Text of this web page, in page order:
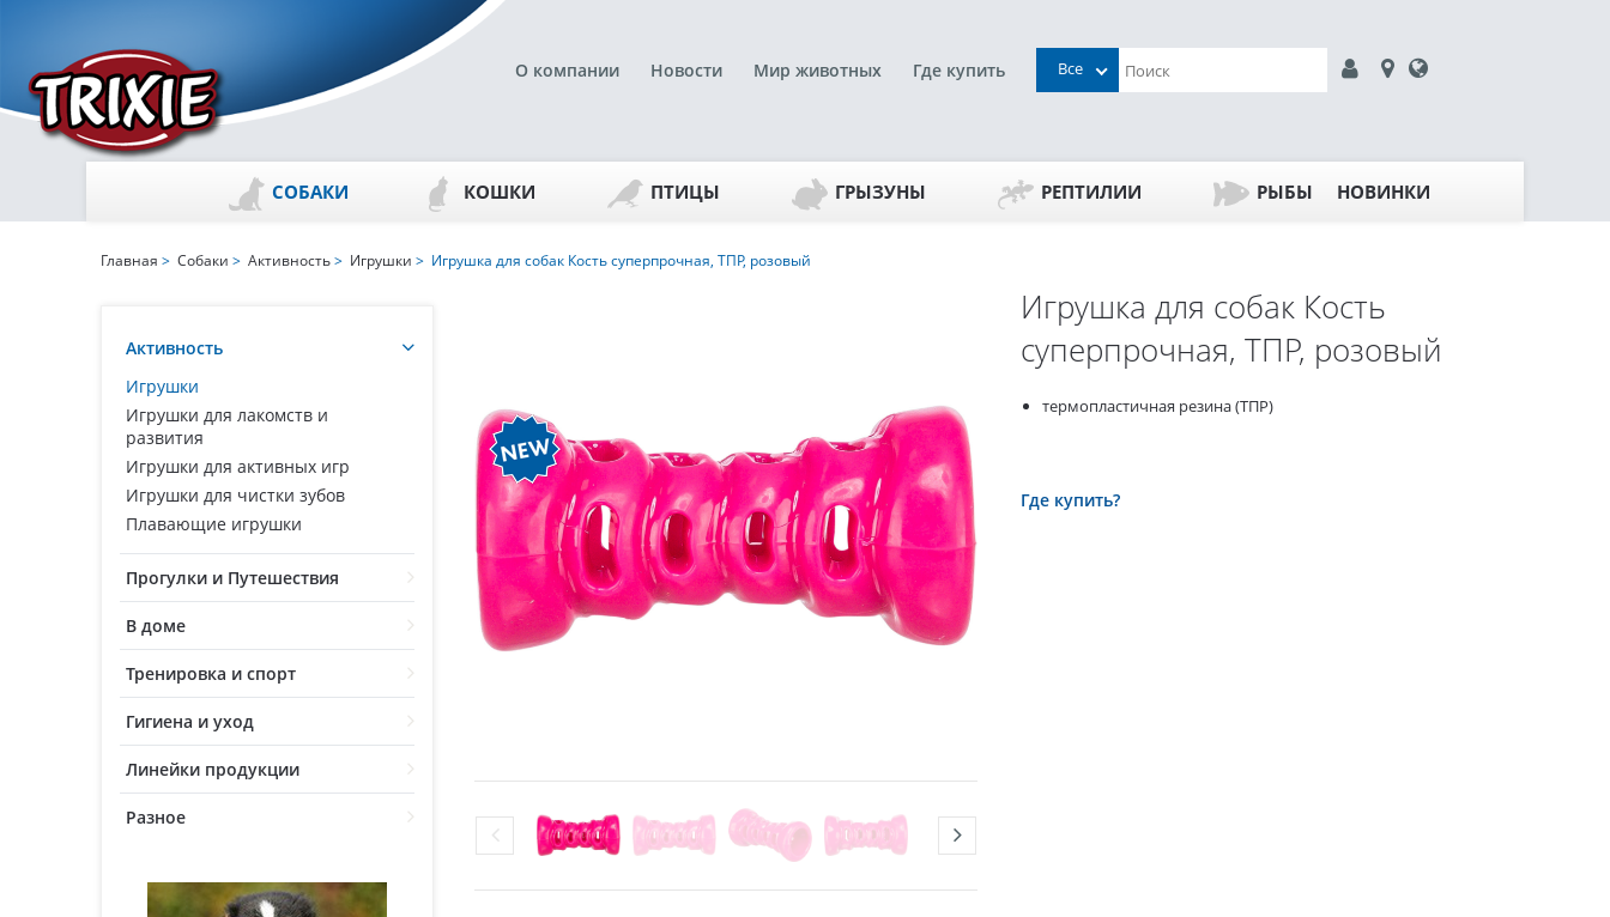
О компании Новости Мир животных Где купить Все
СОБАКИ КОШКИ ПТИЦЫ ГРЫЗУНЫ РЕПТИЛИИ РЫБЫ НОВИНКИ
Активность
Игрушки
Игрушки для лакомств и
развития
Игрушки для активных игр
Игрушки для чистки зубов
Плавающие игрушки
Прогулки и Путешествия
В доме
Тренировка и спорт
Гигиена и уход
Линейки продукции
Разное
Главная > Собаки > Активность> Игрушки > Игрушка для собак Кость суперпрочная, ТПР, розовый
Игрушка для собак Кость
суперпрочная, ТПР, розовый
термопластичная резина (ТПР)
Где купить?